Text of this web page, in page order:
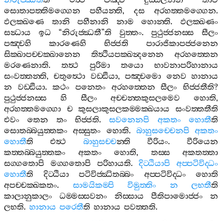
සොතාපත‍්තිමග‍්ගෙන
පහීයන‍්ති, දස අරහත‍්තමග‍්ගෙන.
ඵලක‍්ඛණෙ
තානි පහීනානි නාම හොන‍්ති.ඵලක‍්ඛණං
සන්‍ධාය
ඉධ “නිරුජ‍්ඣතී”ති වුත‍්තං.පුථුජ‍්ජනස‍්ස
සීලං
පඤ‍්චහි
කාරණෙහි භිජ‍්ජති
පාරාජිකාපජ‍්ජනෙන
සික‍්ඛාපච‍්චක‍්ඛානෙන
තිත්‍ථියපක‍්ඛන්‍දනෙන
අරහත‍්තෙන
මරණෙනාති.තත්‍ථ පුරිමා තයො
භාවනාපරිහානාය
සංවත‍්තන‍්ති,චතුත්‍ථො වඩ‍්ඪියා,පඤ‍්චමො නෙව හානාය
න
වඩ‍්ඪියා.කථං පනෙතං අරහත‍්තෙන සීලං භිජ‍්ජතීති?
පුථුජ‍්ජනස‍්ස
හි සීලං අච‍්චන‍්තකුසලමෙව හොති,
අරහත‍්තමග‍්ගො
ච කුසලාකුසලකම‍්මක‍්ඛයාය
සංවත‍්තතීති
එවං
තෙන තං භිජ‍්ජති.සවනෙනපි අකතං හොතීති
සොතබ‍්බයුත‍්තකං අස‍්සුතං හොති. බාහුසච‍්චෙනපි අකතං
හොතීති එත්‍ථ බාහුසච‍්චන‍්ති වීරියං. වීරියෙන
කත‍්තබ‍්බයුත‍්තකං
අකතං හොති, තස‍්ස
අකතත‍්තා
සග‍්ගතොපි
මග‍්ගතොපි පරිහායති.දිට‍්ඨියාපි
අප‍්පටිවිද‍්ධං
හොතීති දිට‍්ඨියා පටිවිජ‍්ඣිතබ‍්බං අප‍්පටිවිද‍්ධං
හොති
අපච‍්චක‍්ඛකතං. සාමයිකම‍්පි විමුත‍්තිං න ලභතීති
කාලානුකාලං
ධම‍්මස‍්සවනං නිස‍්සාය පීතිපාමොජ‍්ජං
න
ලභති. හානාය පරෙතීති හානාය පවත‍්තති.